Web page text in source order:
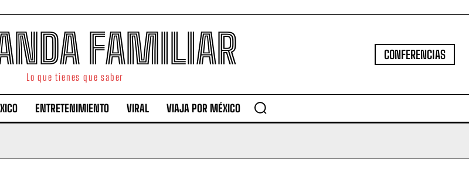
FAMILIAR
Lo que tienes que saber
CONFERENCIAS
ENTRETENIMIENTO VIRAL VIAJA POR MÉXICO